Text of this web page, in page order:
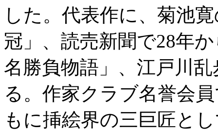
した。代表作に、菊池
冠」、読売新聞で28年
名勝負物語」、江戸川
る。作家クラブ名誉会
もに挿絵界の三巨匠と